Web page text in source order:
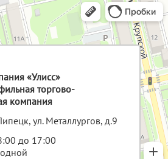
«Улисс»
торгово-
компания
ул. Металлургов, д.9
до 17:00